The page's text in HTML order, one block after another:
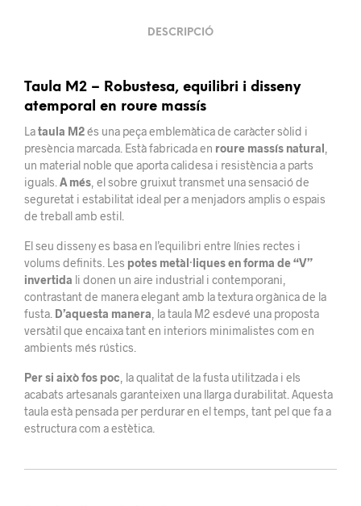
DESCRIPCIÓ
Taula M2 – Robustesa, equilibri i disseny
atemporal en roure massís
Lataula M2és una peça emblemàtica de caràcter sòlid i
presència marcada. Està fabricada en roure massís natural
un material noble que aporta calidesa i resistència a parts
iguals. A més , el sobre gruixut transmet una sensació de
seguretat i estabilitat ideal per a menjadors amplis o espais
de treball amb estil.
El seu disseny es basa en l’equilibri entre línies rectes i
volums definits. Les potes metàl·liques en forma de “V”
invertida li donen un aire industrial i contemporani,
contrastant de manera elegant amb la textura orgànica de la
fusta. D’aquesta manera , la taula M2 esdevé una proposta
versàtil que encaixa tant en interiors minimalistes com en
ambients més rústics.
Per si això fos poc , la qualitat de la fusta utilitzada i els
acabats artesanals garanteixen una llarga durabilitat. Aquesta
taula està pensada per perdurar en el temps, tant pel que fa a
estructura com a estètica.